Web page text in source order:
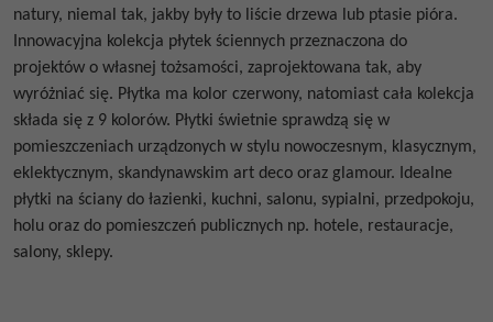
natury, niemal tak, jakby były to liście drzewa lub ptasie pióra.
Innowacyjna kolekcja płytek ściennych przeznaczona do
projektów o własnej tożsamości, zaprojektowana tak, aby
wyróżniać się. Płytka ma kolor czerwony, natomiast cała kolekcja
składa się z 9 kolorów. Płytki świetnie sprawdzą się w
pomieszczeniach urządzonych w stylu nowoczesnym, klasycznym,
eklektycznym, skandynawskim art deco oraz glamour. Idealne
płytki na ściany do łazienki, kuchni, salonu, sypialni, przedpokoju,
holu oraz do pomieszczeń publicznych np. hotele, restauracje,
salony, sklepy.